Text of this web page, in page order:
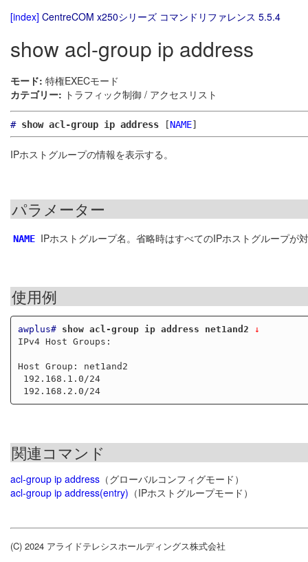
[index] CentreCOM x250シリーズ コマンドリファレンス 5.5.4
show acl-group ip address
モード: 特権EXECモード
カテゴリー: トラフィック制御 / アクセスリスト
# show acl-group ip address [NAME]
IPホストグループの情報を表示する。
パラメーター
NAME IPホストグループ名。省略時はすべてのIPホストグループが
使用例
awplus# show acl-group ip address net1and2 ↓
IPv4 Host Groups:
Host Group: net1and2
192.168.2.0/24
関連コマンド
acl-group ip address （グローバルコンフィグモード）
acl-group ip address(entry) （IPホストグループモード）
(C) 2024 アライドテレシスホールディングス株式会社